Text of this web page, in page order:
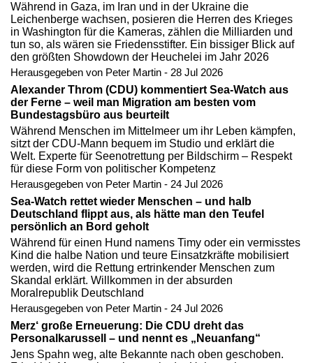
Während in Gaza, im Iran und in der Ukraine die
Leichenberge wachsen, posieren die Herren des Krieges
in Washington für die Kameras, zählen die Milliarden und
tun so, als wären sie Friedensstifter. Ein bissiger Blick auf
den größten Showdown der Heuchelei im Jahr 2026
Herausgegeben von Peter Martin - 28 Jul 2026
Alexander Throm (CDU) kommentiert Sea-Watch aus
der Ferne – weil man Migration am besten vom
Bundestagsbüro aus beurteilt
Während Menschen im Mittelmeer um ihr Leben kämpfen,
sitzt der CDU-Mann bequem im Studio und erklärt die
Welt. Experte für Seenotrettung per Bildschirm – Respekt
für diese Form von politischer Kompetenz
Herausgegeben von Peter Martin - 24 Jul 2026
Sea-Watch rettet wieder Menschen – und halb
Deutschland flippt aus, als hätte man den Teufel
persönlich an Bord geholt
Während für einen Hund namens Timy oder ein vermisstes
Kind die halbe Nation und teure Einsatzkräfte mobilisiert
werden, wird die Rettung ertrinkender Menschen zum
Skandal erklärt. Willkommen in der absurden
Moralrepublik Deutschland
Herausgegeben von Peter Martin - 24 Jul 2026
Merz‘ große Erneuerung: Die CDU dreht das
Personalkarussell – und nennt es „Neuanfang“
Jens Spahn weg, alte Bekannte nach oben geschoben.